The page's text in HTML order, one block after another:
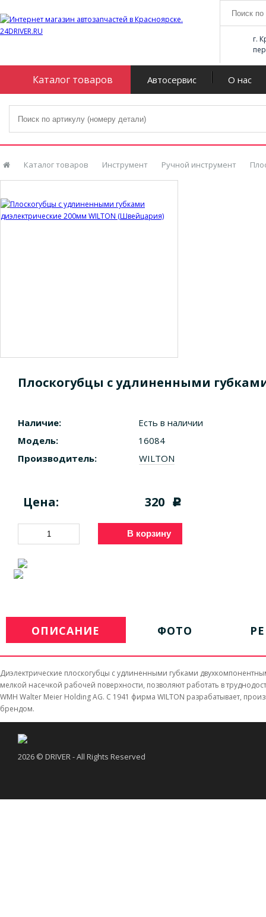
г.
Каталог товаров Автосервис О нас
Каталог товаров Инструмент Ручной инструмент
Плоскогубцы с удлиненными
Наличие:
Есть в наличии
Модель:
16084
Производитель:
WILTON
Цена: 320 c
В корзину
ОПИСАНИЕ ФОТО
Диэлектрические плоскогубцы с удлиненными губками
мелкой насечкой рабочей поверхности, позволяют работать в
WMH Walter Meier Holding AG. C 1941 фирма WILTON разрабатывает,
брендом.
2026 © DRIVER - All Rights Reserved